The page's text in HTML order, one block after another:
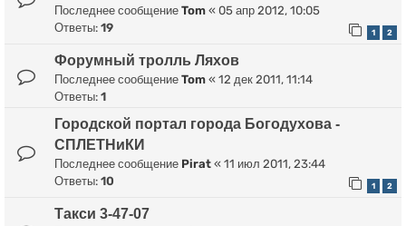
Последнее сообщение Tom « 05 апр 2012, 10:05
Ответы: 19 1 2
Форумный тролль Ляхов
Последнее сообщение Tom « 12 дек 2011, 11:14
Ответы: 1
Городской портал города Богодухова -
СПЛЕТНиКИ
Последнее сообщение Pirat « 11 июл 2011, 23:44
Ответы: 10 1 2
Такси 3-47-07